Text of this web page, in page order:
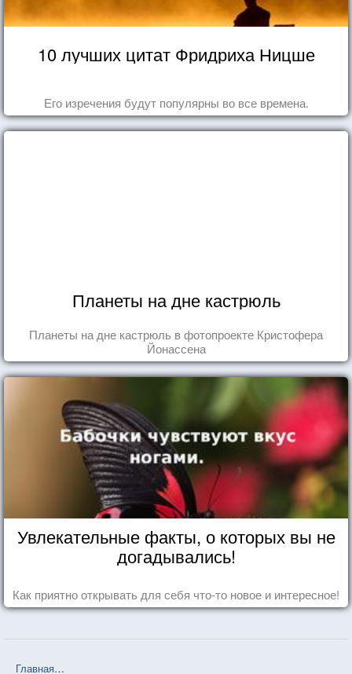
10 лучших цитат Фридриха Ницше
Его изречения будут популярны во все времена.
Планеты на дне кастрюль
Планеты на дне кастрюль в фотопроекте Кристофера
Йонассена
Увлекательные факты, о которых вы не
догадывались!
Как приятно открывать для себя что-то новое и интересное!
Главная